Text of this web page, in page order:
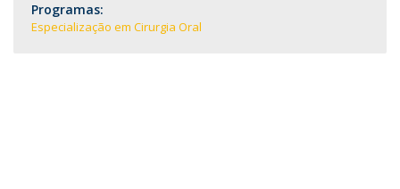
Programas:
Especialização em Cirurgia Oral